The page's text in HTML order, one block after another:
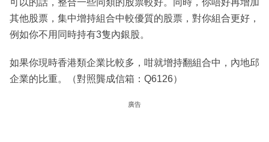
其他股票，集中增持組合中較優質的股票，對你組合更好，
例如你不用同時持有3隻內銀股。
如果你現時香港類企業比較多，咁就增持翻組合中，內地邱
企業的比重。（對照龔成信箱：Q6126）
廣告